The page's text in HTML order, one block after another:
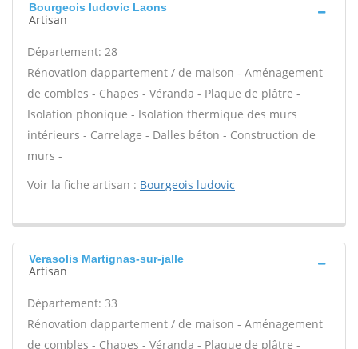
Bourgeois ludovic Laons
Artisan
Département: 28
Rénovation dappartement / de maison - Aménagement
de combles - Chapes - Véranda - Plaque de plâtre -
Isolation phonique - Isolation thermique des murs
intérieurs - Carrelage - Dalles béton - Construction de
murs -
Voir la fiche artisan : Bourgeois ludovic
Verasolis Martignas-sur-jalle
Artisan
Département: 33
Rénovation dappartement / de maison - Aménagement
de combles - Chapes - Véranda - Plaque de plâtre -